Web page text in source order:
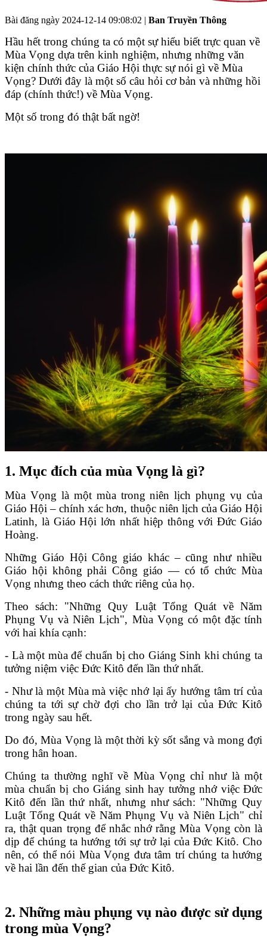
Bài đăng ngày 2024-12-14 09:08:02 | Ban Truyền Thông
Hầu hết trong chúng ta có một sự hiểu biết trực quan về
Mùa Vọng dựa trên kinh nghiệm, nhưng những văn
kiện chính thức của Giáo Hội thực sự nói gì về Mùa
Vọng? Dưới đây là một số câu hỏi cơ bản và những hồi
đáp (chính thức!) về Mùa Vọng.
Một số trong đó thật bất ngờ!
1. Mục đích của mùa Vọng là gì?
Mùa Vọng là một mùa trong niên lịch phụng vụ của
Giáo Hội – chính xác hơn, thuộc niên lịch của Giáo Hội
Latinh, là Giáo Hội lớn nhất hiệp thông với Đức Giáo
Hoàng.
Những Giáo Hội Công giáo khác – cũng như nhiều
Giáo hội không phải Công giáo — có tổ chức Mùa
Vọng nhưng theo cách thức riêng của họ.
Theo sách: "Những Quy Luật Tổng Quát về Năm
Phụng Vụ và Niên Lịch", Mùa Vọng có một đặc tính
với hai khía cạnh:
- Là một mùa để chuẩn bị cho Giáng Sinh khi chúng ta
tưởng niệm việc Đức Kitô đến lần thứ nhất.
- Như là một Mùa mà việc nhớ lại ấy hướng tâm trí của
chúng ta tới sự chờ đợi cho lần trở lại của Đức Kitô
trong ngày sau hết.
Do đó, Mùa Vọng là một thời kỳ sốt sắng và mong đợi
trong hân hoan.
Chúng ta thường nghĩ về Mùa Vọng chỉ như là một
mùa chuẩn bị cho Giáng sinh hay tưởng nhớ việc Đức
Kitô đến lần thứ nhất, nhưng như sách: "Những Quy
Luật Tổng Quát về Năm Phụng Vụ và Niên Lịch" chỉ
ra, thật quan trọng để nhắc nhớ rằng Mùa Vọng còn là
dịp để chúng ta hướng tới sự trở lại của Đức Kitô. Cho
nên, có thể nói Mùa Vọng đưa tâm trí chúng ta hướng
về hai lần đến thế gian của Đức Kitô.
2. Những màu phụng vụ nào được sử dụng
trong mùa Vọng?